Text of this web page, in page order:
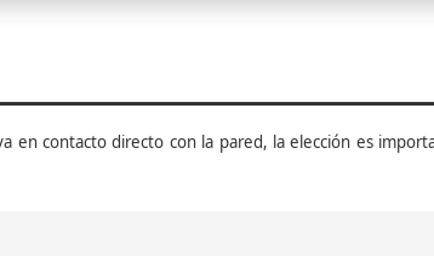
contacto directo con la pared, la elección es